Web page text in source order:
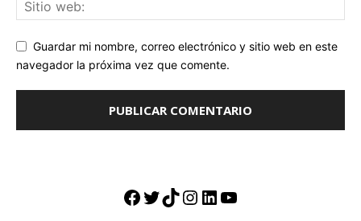
Guardar mi nombre, correo electrónico y sitio web en este
navegador la próxima vez que comente.
Facebook
Twitter
TikTok
Instagram
LinkedIn
YouTube